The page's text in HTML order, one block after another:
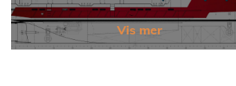
Vis mer